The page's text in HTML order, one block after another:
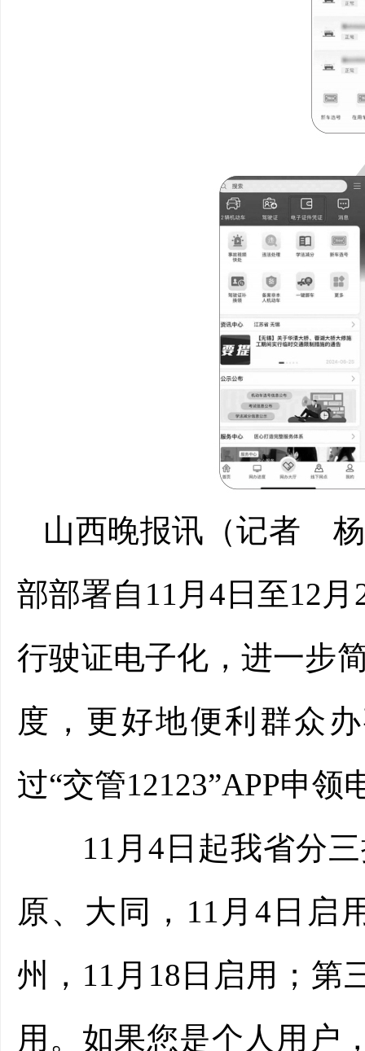
山西晚报讯（记者
部部署自11月4日至12
行驶证电子化，进一步
度，更好地便利群众
过“交管12123”APP申领
11月4日起我省分三
原、大同，11月4日启
州，11月18日启用；第
用。如果您是个人用户